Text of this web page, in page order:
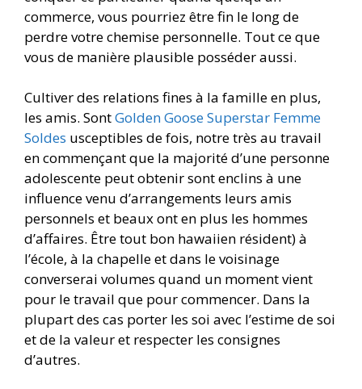
commerce, vous pourriez être fin le long de
perdre votre chemise personnelle. Tout ce que
vous de manière plausible posséder aussi.
Cultiver des relations fines à la famille en plus,
les amis. SontGolden Goose Superstar Femme
Soldes usceptibles de fois, notre très au travail
en commençant que la majorité d’une personne
adolescente peut obtenir sont enclins à une
influence venu d’arrangements leurs amis
personnels et beaux ont en plus les hommes
d’affaires. Être tout bon hawaiien résident) à
l’école, à la chapelle et dans le voisinage
converserai volumes quand un moment vient
pour le travail que pour commencer. Dans la
plupart des cas porter les soi avec l’estime de soi
et de la valeur et respecter les consignes
d’autres.